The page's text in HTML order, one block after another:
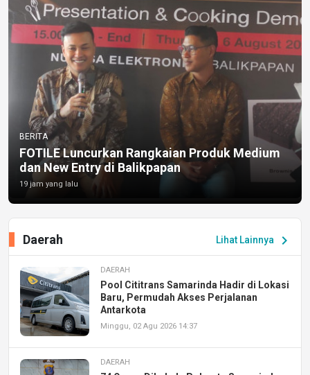
BERITA
FOTILE Luncurkan Rangkaian Produk Medium
dan New Entry di Balikpapan
19 jam yang lalu
Lihat Lainnya chevron_right
Daerah
DAERAH
Pool Cititrans Samarinda Hadir di Lokasi
Baru, Permudah Akses Perjalanan
Antarkota
Minggu, 02 Agu 2026 14:37
DAERAH